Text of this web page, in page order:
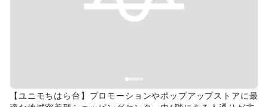
Previous slide
【ユニモちはら台】プロモーションやポップアップストアに最